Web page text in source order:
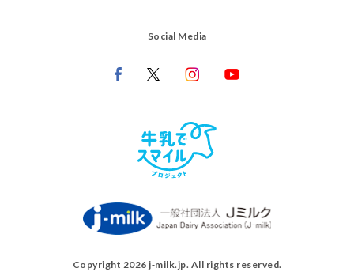
Copyright 2026 j‑milk.jp. All rights reserved.
Social Media